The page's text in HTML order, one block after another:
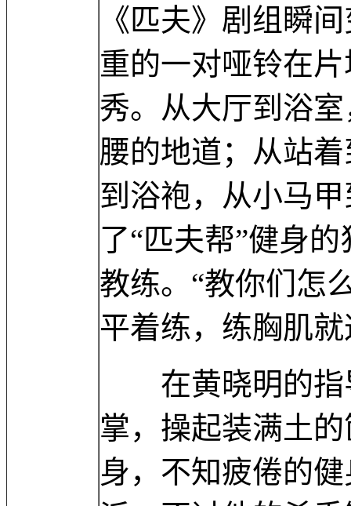
《匹夫》剧组瞬
重的一对哑铃在
秀。从大厅到浴
腰的地道；从站
到浴袍，从小马
了“匹夫帮”健身
教练。“教你们怎
平着练，练胸肌
在黄晓明的指
掌，操起装满土
身，不知疲倦的